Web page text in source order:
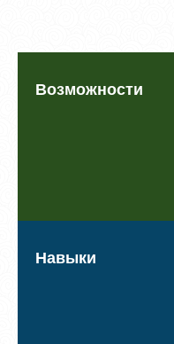
Возможности
Навыки